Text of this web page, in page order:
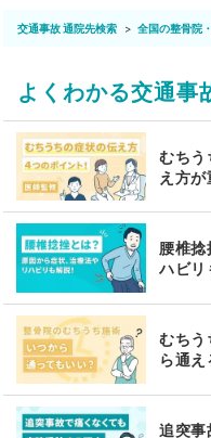
交通事故 通院先検索 全国の整骨院
よくわかる交通事
むちう
え方
腰椎捻
ハビリ
むちう
ら通え
追突事